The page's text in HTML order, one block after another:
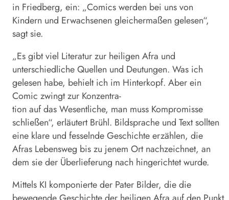
in Friedberg, ein: „Comics werden bei uns von
Kindern und Erwachsenen gleichermaßen gelesen“,
sagt sie.
„Es gibt viel Literatur zur heiligen Afra und
unterschiedliche Quellen und Deutungen. Was ich
gelesen habe, behielt ich im Hinterkopf. Aber ein
Comic zwingt zur Konzentra-
tion auf das Wesentliche, man muss Kompromisse
schließen“, erläutert Brühl. Bildsprache und Text sollten
eine klare und fesselnde Geschichte erzählen, die
Afras Lebensweg bis zu jenem Ort nachzeichnet, an
dem sie der Überlieferung nach hingerichtet wurde.
Mittels KI komponierte der Pater Bilder, die die